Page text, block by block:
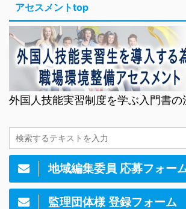
アセスメントtop
外国人技能実習制度を学ぶ入門書の
地域編集委員 応募フォー
監理団体様 登録フォーム